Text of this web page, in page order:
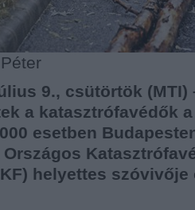
9., csütörtök (MTI)
a katasztrófavédők
esetben
helyettes